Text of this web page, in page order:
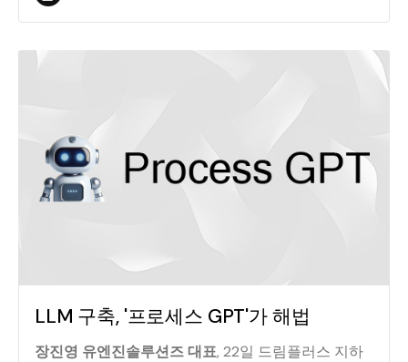
LLM 구축, '프로세스 GPT'가 해법
장진영 유엔진솔루션즈 대표, 22일 드림플러스 지하